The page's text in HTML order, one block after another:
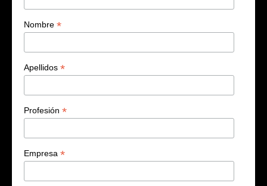
Nombre *
Apellidos *
Profesión *
Empresa *